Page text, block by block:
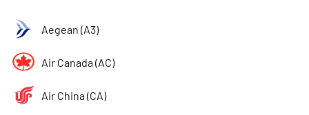
Aegean (A3)
Air Canada (AC)
Air China (CA)